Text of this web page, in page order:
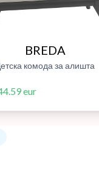
BREDA
комода за алишта
eur